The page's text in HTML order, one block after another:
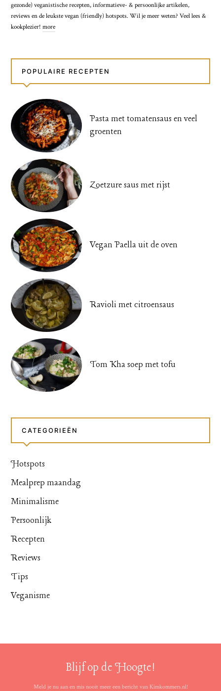
gezonde) veganistische recepten, informatieve- & persoonlijke artikelen,
reviews en de leukste vegan (friendly) hotspots. Wil je meer weten? Veel lees &
kookplezier!more
POPULAIRE RECEPTEN
Pasta met tomatensaus en veel
groenten
Zoetzure saus met rijst
Vegan Paella uit de oven
Ravioli met citroensaus
Tom Kha soep met tofu
CATEGORIEËN
Hotspots
Mealprep maandag
Minimalisme
Persoonlijk
Recepten
Reviews
Tips
Veganisme
Blijf op de Hoogte!
Meld je nu aan en mis nooit meer een bericht van Kimkommers.nl!